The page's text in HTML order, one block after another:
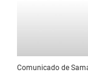
Comunicado de